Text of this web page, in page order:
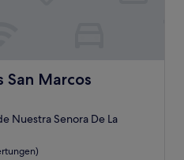
San Marcos
Nuestra Senora De La